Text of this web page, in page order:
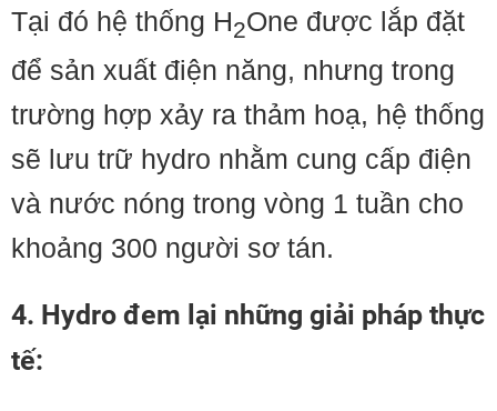
Tại đó hệ thống H2One được lắp đặt
để sản xuất điện năng, nhưng trong
trường hợp xảy ra thảm hoạ, hệ thống
sẽ lưu trữ hydro nhằm cung cấp điện
và nước nóng trong vòng 1 tuần cho
khoảng 300 người sơ tán.
4. Hydro đem lại những giải pháp thực
tế: